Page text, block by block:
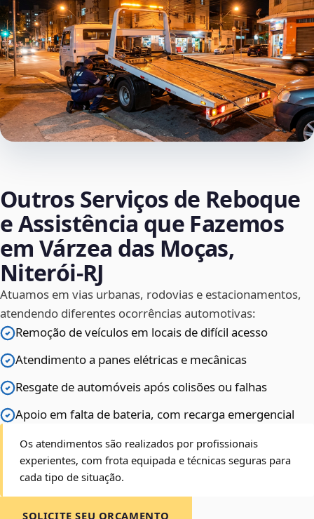
Outros Serviços de Reboque
e Assistência que Fazemos
em Várzea das Moças,
Niterói‑RJ
Atuamos em vias urbanas, rodovias e estacionamentos,
atendendo diferentes ocorrências automotivas:
Remoção de veículos em locais de difícil acesso
Atendimento a panes elétricas e mecânicas
Resgate de automóveis após colisões ou falhas
Apoio em falta de bateria, com recarga emergencial
Os atendimentos são realizados por profissionais
experientes, com frota equipada e técnicas seguras para
cada tipo de situação.
SOLICITE SEU ORÇAMENTO